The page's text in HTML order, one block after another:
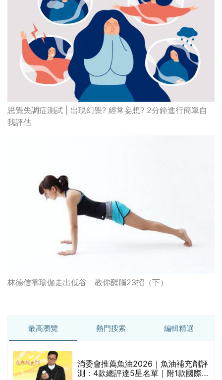
思覺失調症測試 | 出現幻覺? 經常妄想? 2分鐘進行簡單自
我評估
林德信靠瑜伽走出低谷 教你醒腦23招（下）
最高瀏覽 熱門搜索 編輯精選
消委會推薦魚油2026｜魚油補充劑評
測：4款總評達5星名單｜附1款國際